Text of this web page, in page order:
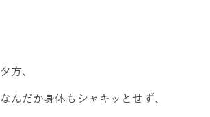
夕方、
なんだか身体もシャキッとせず、